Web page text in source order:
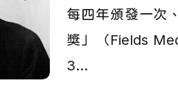
每四年頒發一次
獎」（Fields
3…